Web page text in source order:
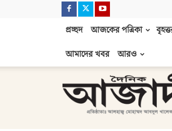
প্রচ্ছদ আজকের পত্রিকা
আমাদের খবর
আরও
আজাদী